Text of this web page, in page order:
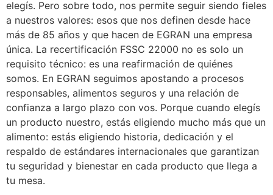
elegís. Pero sobre todo, nos permite seguir siendo fieles
a nuestros valores: esos que nos definen desde hace
más de 85 años y que hacen de EGRAN una empresa
única. La recertificación FSSC 22000 no es solo un
requisito técnico: es una reafirmación de quiénes
somos. En EGRAN seguimos apostando a procesos
responsables, alimentos seguros y una relación de
confianza a largo plazo con vos. Porque cuando elegís
un producto nuestro, estás eligiendo mucho más que un
alimento: estás eligiendo historia, dedicación y el
respaldo de estándares internacionales que garantizan
tu seguridad y bienestar en cada producto que llega a
tu mesa.